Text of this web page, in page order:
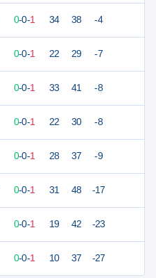
0-0-1 34 38 -4
0-0-1 22 29 -7
0-0-1 33 41 -8
0-0-1 22 30 -8
0-0-1 28 37 -9
0-0-1 31 48 -17
0-0-1 19 42 -23
0-0-1 10 37 -27